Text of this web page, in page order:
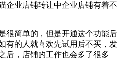
企业店铺转让中企业店铺有着不
简单的，但是开通这个功能后
有的人就喜欢先试用后不买，发
后，店铺的工作也会多了很多